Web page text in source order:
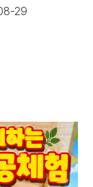
29